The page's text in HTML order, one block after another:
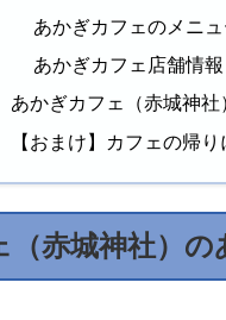
あかぎカフェのメニ
あかぎカフェ店舗情報
あかぎカフェ（赤城神社
【おまけ】カフェの帰
（赤城神社）の